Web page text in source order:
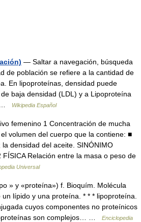
— Saltar a navegación, búsqueda
de población se refiere a la cantidad de
En lipoproteínas, densidad puede
baja densidad (LDL) y a Lipoproteína
…
Wikipedia Español
femenino 1 Concentración de mucha
volumen del cuerpo que la contiene: ■
densidad del aceite. SINÓNIMO
Relación entre la masa o peso de
Universal
» y «proteína») f. Bioquím. Molécula
lípido y una proteína. * * * lipoproteína.
cuyos componentes no proteínicos
son complejos… …
Enciclopedia